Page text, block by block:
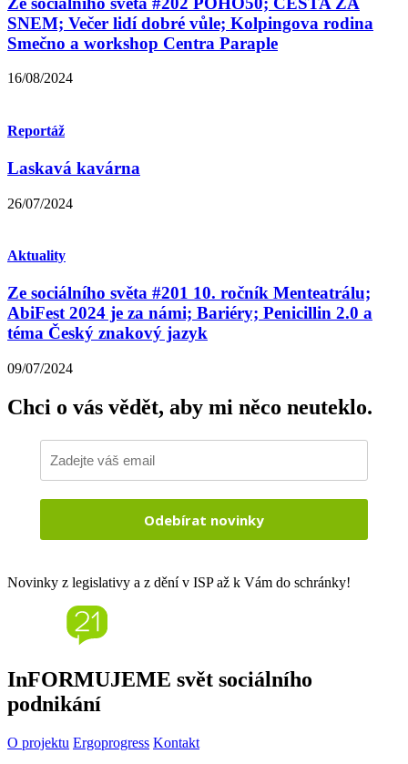
SNEM; Večer lidí dobré vůle; Kolpingova rodina
Smečno a workshop Centra Paraple
16/08/2024
Reportáž
Laskavá kavárna
26/07/2024
Aktuality
Ze sociálního světa #201 10. ročník Menteatrálu;
AbiFest 2024 je za námi; Bariéry; Penicillin 2.0 a
téma Český znakový jazyk
09/07/2024
Chci o vás vědět, aby mi něco neuteklo.
Odebírat novinky
Novinky z legislativy a z dění v ISP až k Vám do schránky!
InFORMUJEME svět sociálního
podnikání
O projektu Ergoprogress Kontakt